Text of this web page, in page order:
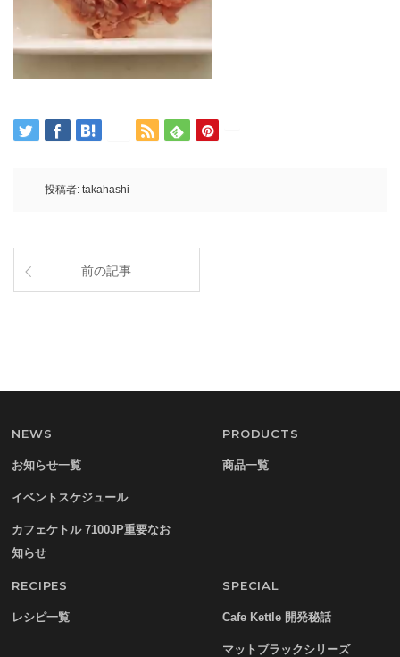
投稿者: takahashi
前の記事
NEWS
お知らせ一覧
イベントスケジュール
カフェケトル 7100JP重要なお
知らせ
PRODUCTS
商品一覧
RECIPES
レシピ一覧
SPECIAL
Cafe Kettle 開発秘話
マットブラックシリーズ